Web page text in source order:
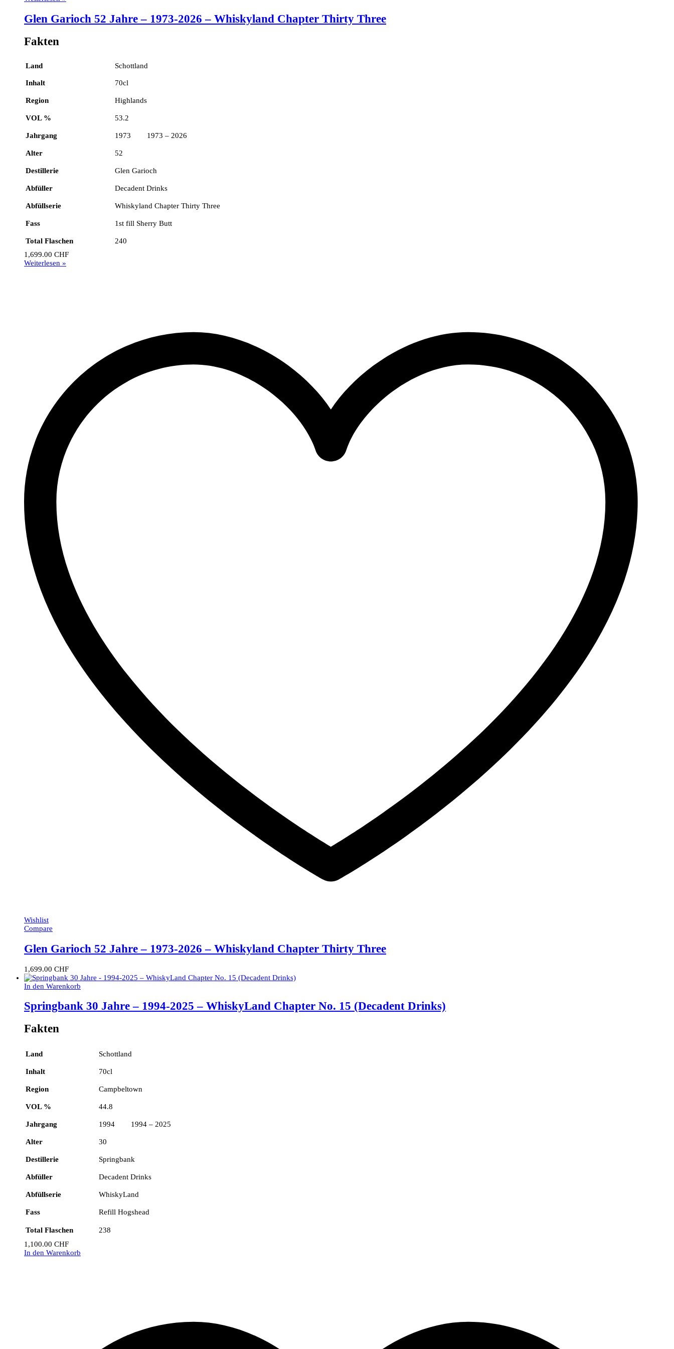
Glen Garioch 52 Jahre – 1973-2026 – Whiskyland Chapter Thirty Three
Fakten
Land Schottland
Inhalt 70cl
Region Highlands
VOL % 53.2
Jahrgang 1973 1973 – 2026
Alter 52
Destillerie Glen Garioch
Abfüller Decadent Drinks
Abfüllserie Whiskyland Chapter Thirty Three
Fass 1st fill Sherry Butt
Total Flaschen
240
1,699.00 CHF
Weiterlesen »
Wishlist
Compare
Glen Garioch 52 Jahre – 1973-2026 – Whiskyland Chapter Thirty Three
1,699.00 CHF
In den Warenkorb
Springbank 30 Jahre – 1994-2025 – WhiskyLand Chapter No. 15 (Decadent Drinks)
Fakten
Land Schottland
Inhalt 70cl
Region Campbeltown
VOL % 44.8
Jahrgang 1994 1994 – 2025
Alter 30
Destillerie Springbank
Abfüller Decadent Drinks
Abfüllserie WhiskyLand
Fass Refill Hogshead
Total Flaschen
238
1,100.00 CHF
In den Warenkorb